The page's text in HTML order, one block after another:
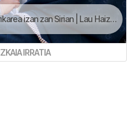
izan zan Sirian | Lau Haizetara
IRRATIA